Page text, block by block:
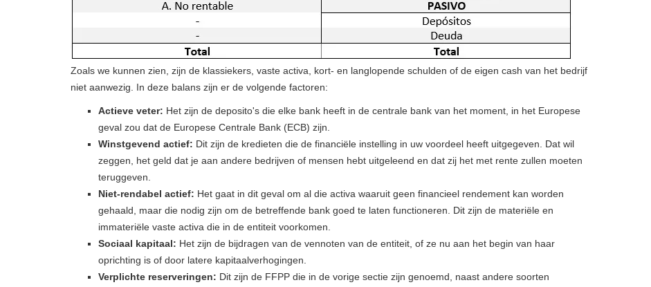
Zoals we kunnen zien, zijn de klassiekers, vaste activa, kort- en langlopende schulden of de eigen cash van het bedrijf
niet aanwezig. In deze balans zijn er de volgende factoren:
Actieve veter: Het zijn de deposito's die elke bank heeft in de centrale bank van het moment, in het Europese
geval zou dat de Europese Centrale Bank (ECB) zijn.
Winstgevend actief: Dit zijn de kredieten die de financiële instelling in uw voordeel heeft uitgegeven. Dat wil
zeggen, het geld dat je aan andere bedrijven of mensen hebt uitgeleend en dat zij het met rente zullen moeten
teruggeven.
Niet-rendabel actief: Het gaat in dit geval om al die activa waaruit geen financieel rendement kan worden
gehaald, maar die nodig zijn om de betreffende bank goed te laten functioneren. Dit zijn de materiële en
immateriële vaste activa die in de entiteit voorkomen.
Sociaal kapitaal: Het zijn de bijdragen van de vennoten van de entiteit, of ze nu aan het begin van haar
oprichting is of door latere kapitaalverhogingen.
Verplichte reserveringen: Dit zijn de FFPP die in de vorige sectie zijn genoemd, naast andere soorten